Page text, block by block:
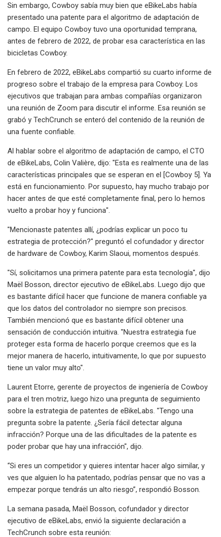
Sin embargo, Cowboy sabía muy bien que eBikeLabs había
presentado una patente para el algoritmo de adaptación de
campo. El equipo Cowboy tuvo una oportunidad temprana,
antes de febrero de 2022, de probar esa característica en las
bicicletas Cowboy.
En febrero de 2022, eBikeLabs compartió su cuarto informe de
progreso sobre el trabajo de la empresa para Cowboy. Los
ejecutivos que trabajan para ambas compañías organizaron
una reunión de Zoom para discutir el informe. Esa reunión se
grabó y TechCrunch se enteró del contenido de la reunión de
una fuente confiable.
Al hablar sobre el algoritmo de adaptación de campo, el CTO
de eBikeLabs, Colin Valière, dijo: "Esta es realmente una de las
características principales que se esperan en el [Cowboy 5]. Ya
está en funcionamiento. Por supuesto, hay mucho trabajo por
hacer antes de que esté completamente final, pero lo hemos
vuelto a probar hoy y funciona".
"Mencionaste patentes allí, ¿podrías explicar un poco tu
estrategia de protección?" preguntó el cofundador y director
de hardware de Cowboy, Karim Slaoui, momentos después.
"Sí, solicitamos una primera patente para esta tecnología", dijo
Maël Bosson, director ejecutivo de eBikeLabs. Luego dijo que
es bastante difícil hacer que funcione de manera confiable ya
que los datos del controlador no siempre son precisos.
También mencionó que es bastante difícil obtener una
sensación de conducción intuitiva. "Nuestra estrategia fue
proteger esta forma de hacerlo porque creemos que es la
mejor manera de hacerlo, intuitivamente, lo que por supuesto
tiene un valor muy alto".
Laurent Etorre, gerente de proyectos de ingeniería de Cowboy
para el tren motriz, luego hizo una pregunta de seguimiento
sobre la estrategia de patentes de eBikeLabs. "Tengo una
pregunta sobre la patente. ¿Sería fácil detectar alguna
infracción? Porque una de las dificultades de la patente es
poder probar que hay una infracción", dijo.
“Si eres un competidor y quieres intentar hacer algo similar, y
ves que alguien lo ha patentado, podrías pensar que no vas a
empezar porque tendrás un alto riesgo”, respondió Bosson.
La semana pasada, Maël Bosson, cofundador y director
ejecutivo de eBikeLabs, envió la siguiente declaración a
TechCrunch sobre esta reunión: